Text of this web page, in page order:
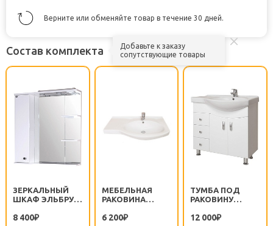
Верните или обменяйте товар в течение 30 дней.
Состав комплекта
Добавьте к заказу
сопутствующие товары
ЗЕРКАЛЬНЫЙ
ШКАФ ЭЛЬБРУС
8 400₽
МЕБЕЛЬНАЯ
РАКОВИНА
КРЫЛО СЛЕВА
6 200₽
ТУМБА ПОД
РАКОВИНУ
12 000₽